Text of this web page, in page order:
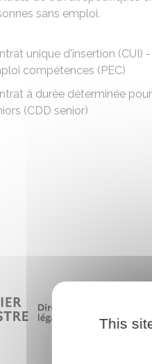
sans emploi.
unique d'insertion (CUI)
compétences (PEC)
à durée déterminée
(CDD senior)
This